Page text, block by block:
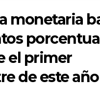
monetaria
el primer
de este año